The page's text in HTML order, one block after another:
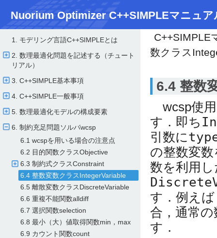
Nuorium Optimizer C++SIMPLEマニュア
1. モデリング言語C++SIMPLEとは
2. 数理最適化問題を記述する（チュート
リアル）
3. C++SIMPLE基本事項
4. C++SIMPLE一般事項
5. 数理最適化モデルの構成要素
6. 制約充足問題ソルバwcsp
6.1 wcspを用いる場合の注意点
6.2 目的関数クラスObjective
6.3 制約式クラスConstraint
6.4 整数変数クラスIntegerVariable
6.5 離散変数クラスDiscreteVariable
6.6 重複不能関数alldiff
6.7 選択関数selection
6.8 最小（大）値取得関数min，max
6.9 カウント関数count
C++SIMPLE
数クラス
6.4 整数
wcsp使用
す．即ち
引数に
の整数変
数を利用
す．例え
合，通常
す．